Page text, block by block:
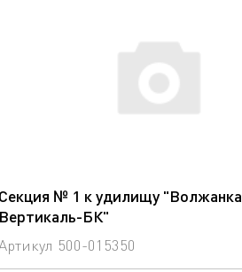
Секция № 1 к удилищу "Волжанка
Вертикаль-БК"
500-015350